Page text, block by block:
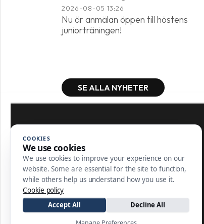
2026-08-05 13:26
Nu är anmälan öppen till höstens
juniorträningen!
SE ALLA NYHETER
08-550 940 50
kansli@salemsgk.se
COOKIES
We use cookies
We use cookies to improve your experience on our
website. Some are essential for the site to function,
while others help us understand how you use it.
Cookie policy
Accept All
Decline All